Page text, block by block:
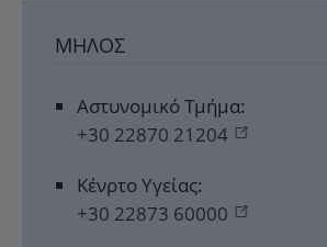
ΜΉΛΟΣ
Αστυνομικό Τμήμα:
+30 22870 21204
Κένρτο Υγείας:
+30 22873 60000